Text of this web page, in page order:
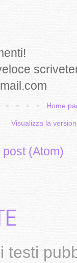
Home
Visualizza la
(Atom)
testi